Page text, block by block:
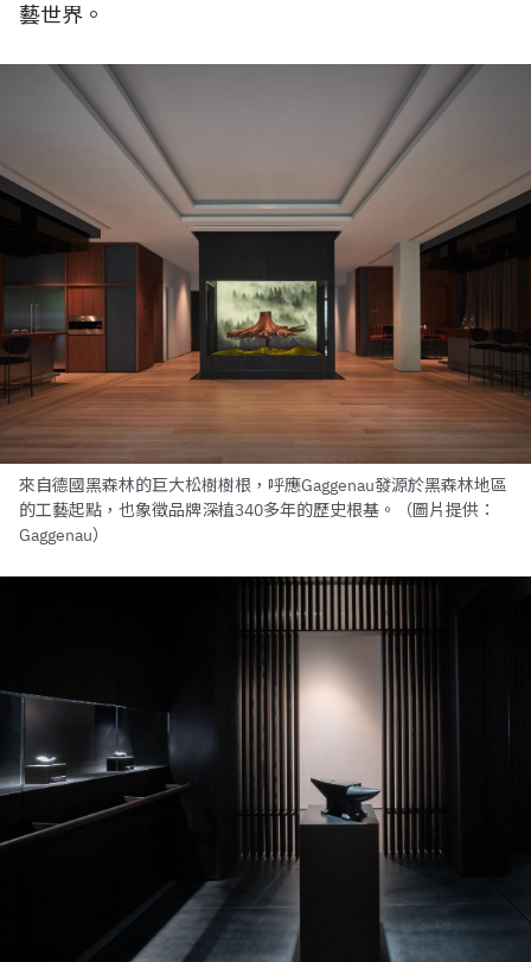
藝世界。
來自德國黑森林的巨大松樹樹根，呼應Gaggenau發源於黑森林地區
的工藝起點，也象徵品牌深植340多年的歷史根基。（圖片提供：
Gaggenau）